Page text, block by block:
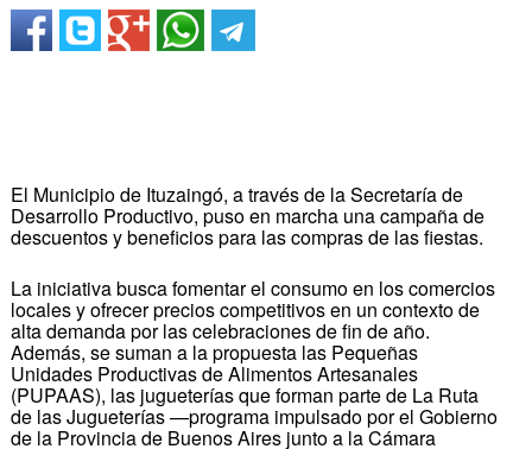
El Municipio de Ituzaingó, a través de la Secretaría de
Desarrollo Productivo, puso en marcha una campaña de
descuentos y beneficios para las compras de las fiestas.
La iniciativa busca fomentar el consumo en los comercios
locales y ofrecer precios competitivos en un contexto de
alta demanda por las celebraciones de fin de año.
Además, se suman a la propuesta las Pequeñas
Unidades Productivas de Alimentos Artesanales
(PUPAAS), las jugueterías que forman parte de La Ruta
de las Jugueterías —programa impulsado por el Gobierno
de la Provincia de Buenos Aires junto a la Cámara